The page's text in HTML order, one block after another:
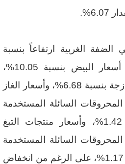
الغربية ارتفاعاً بنسبة
0.17%، نتيجة لارتفاع أسعار البيض بنسبة 10.05%،
وأسعار الخضروات الطازجة بنسبة 6.68%، وأسعار الغاز
المحروقات السائلة المستخدمة
كوقود للمنازل بنسبة 1.42%، وأسعار منتجات التبغ
المحروقات السائلة المستخدمة
كوقود للسيارات بنسبة 1.17%، على الرغم من انخفاض